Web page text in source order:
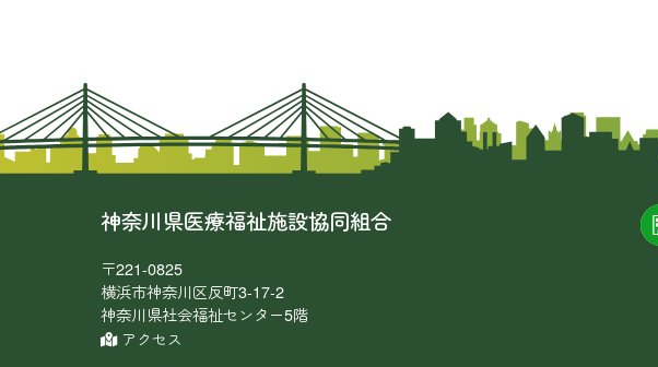
神奈川県医療福祉施設協同組合
〒221-0825
横浜市神奈川区反町3-17-2
神奈川県社会福祉センター5階
アクセス